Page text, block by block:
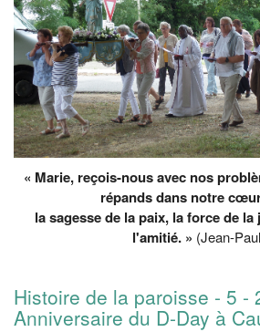
« Marie, reçois-nous avec nos
répands dans notre
la sagesse de la paix, la force de
l'amitié. » (Jean-
Histoire de la paroisse - 5 -
Anniversaire du D-Day à